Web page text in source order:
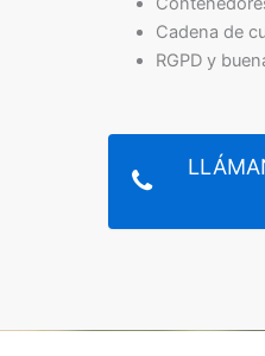
Cadena de
RGPD y